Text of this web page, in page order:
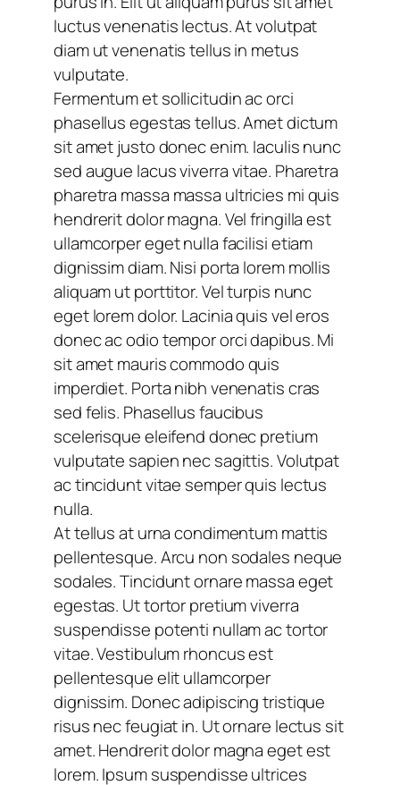
luctus venenatis lectus. At volutpat
diam ut venenatis tellus in metus
vulputate.
Fermentum et sollicitudin ac orci
phasellus egestas tellus. Amet dictum
sit amet justo donec enim. Iaculis nunc
sed augue lacus viverra vitae. Pharetra
pharetra massa massa ultricies mi quis
hendrerit dolor magna. Vel fringilla est
ullamcorper eget nulla facilisi etiam
dignissim diam. Nisi porta lorem mollis
aliquam ut porttitor. Vel turpis nunc
eget lorem dolor. Lacinia quis vel eros
donec ac odio tempor orci dapibus. Mi
sit amet mauris commodo quis
imperdiet. Porta nibh venenatis cras
sed felis. Phasellus faucibus
scelerisque eleifend donec pretium
vulputate sapien nec sagittis. Volutpat
ac tincidunt vitae semper quis lectus
nulla.
At tellus at urna condimentum mattis
pellentesque. Arcu non sodales neque
sodales. Tincidunt ornare massa eget
egestas. Ut tortor pretium viverra
suspendisse potenti nullam ac tortor
vitae. Vestibulum rhoncus est
pellentesque elit ullamcorper
dignissim. Donec adipiscing tristique
risus nec feugiat in. Ut ornare lectus sit
amet. Hendrerit dolor magna eget est
lorem. Ipsum suspendisse ultrices